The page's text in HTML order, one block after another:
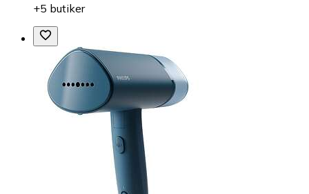
+5 butiker